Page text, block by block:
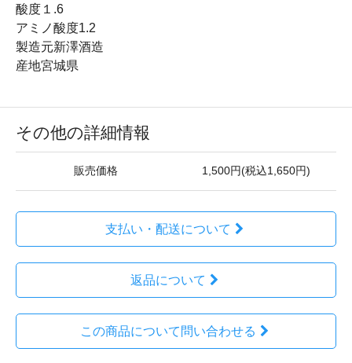
酸度１.6
アミノ酸度1.2
製造元新澤酒造
産地宮城県
その他の詳細情報
販売価格 1,500円(税込1,650円)
支払い・配送について
返品について
この商品について問い合わせる